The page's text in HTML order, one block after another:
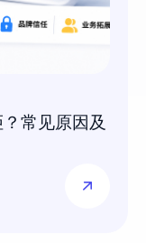
常见原因及